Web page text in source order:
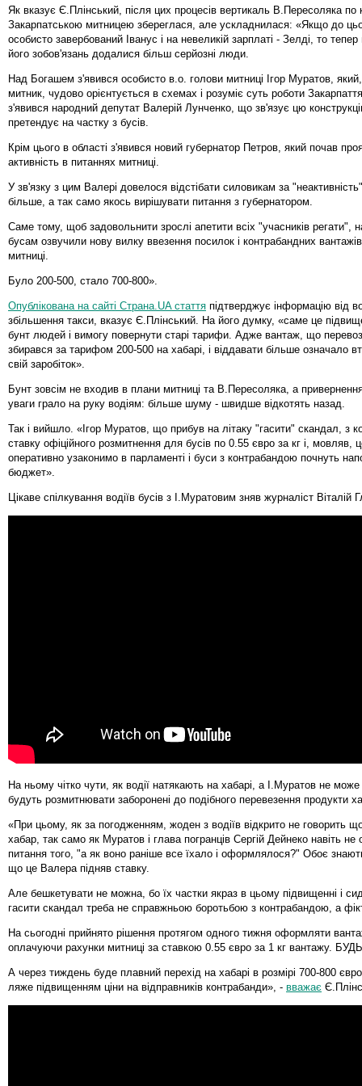
Як вказує Є.Плінський, після цих процесів вертикаль В.Пересоляка
Закарпатською митницею збереглася, але ускладнилася: «Якщо до
особисто завербований Іванус і на невеликій зарплаті - Зелді, то
його зобов'язань додалися більш серйозні люди.
Над Богашем з'явився особисто в.о. голови митниці Ігор Муратов,
митник, чудово орієнтується в схемах і розуміє суть роботи
з'явився народний депутат Валерій Лунченко, що зв'язує цю
претендує на частку з бусів.
Крім цього в області з'явився новий губернатор Петров, який почав
активність в питаннях митниці.
У зв'язку з цим Валері довелося відстібати силовикам за
більше, а так само якось вирішувати питання з губернатором.
Саме тому, щоб задовольнити зрослі апетити всіх "учасників регати",
бусам озвучили нову вилку ввезення посилок і контрабандних
митниці.
Було 200-500, стало 700-800».
Опублікована на сайті Страна.UA стаття підтверджує інформацію від
збільшення такси, вказує Є.Плінський. На його думку, «саме це
бунт людей і вимогу повернути старі тарифи. Адже вантаж, що
збирався за тарифом 200-500 на хабарі, і віддавати більше означало
свій заробіток».
Бунт зовсім не входив в плани митниці та В.Пересоляка, а
уваги грало на руку водіям: більше шуму - швидше відкотять назад.
Так і вийшло. «Ігор Муратов, що прибув на літаку "гасити" скандал, з
ставку офіційного розмитнення для бусів по 0.55 євро за кг і, мовляв,
оперативно узаконимо в парламенті і буси з контрабандою почнуть
бюджет».
Цікаве спілкування водіїв бусів з І.Муратовим зняв журналіст Віталій
На ньому чітко чути, як водії натякають на хабарі, а І.Муратов не може
будуть розмитнювати заборонені до подібного перевезення продукти
«При цьому, як за погодженням, жоден з водіїв відкрито не говорить
хабар, так само як Муратов і глава погранців Сергій Дейнеко навіть
питання того, "а як воно раніше все їхало і оформлялося?" Обоє
що це Валера підняв ставку.
Але бешкетувати не можна, бо їх частки якраз в цьому підвищенні і
гасити скандал треба не справжньою боротьбою з контрабандою, а
На сьогодні прийнято рішення протягом одного тижня оформляти
оплачуючи рахунки митниці за ставкою 0.55 євро за 1 кг вантажу.
А через тиждень буде плавний перехід на хабарі в розмірі 700-800
ляже підвищенням ціни на відправників контрабанди», - вважає